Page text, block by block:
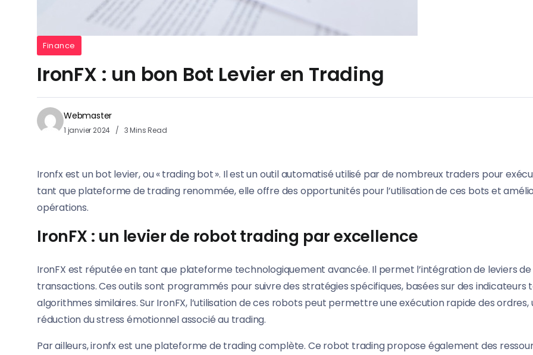
Finance
IronFX : un bon Bot Levier en Trading
Webmaster
1 janvier 2024 3 Mins Read
Ironfx est un bot levier, ou « trading bot ». Il est un outil automatisé utilisé par de nombreux traders pour
tant que plateforme de trading renommée, elle offre des opportunités pour l’utilisation de ces bots et
opérations.
IronFX : un levier de robot trading par excellence
IronFX est réputée en tant que plateforme technologiquement avancée. Il permet l’intégration de leviers
transactions. Ces outils sont programmés pour suivre des stratégies spécifiques, basées sur des indicateurs
algorithmes similaires. Sur IronFX, l’utilisation de ces robots peut permettre une exécution rapide des
réduction du stress émotionnel associé au trading.
Par ailleurs, ironfx est une plateforme de trading complète. Ce robot trading propose également des